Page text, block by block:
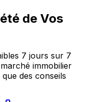
de Vos
7 jours sur 7
immobilier
des conseils